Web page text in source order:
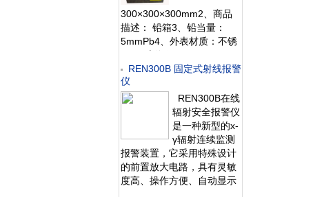
保、化工、水泥、煤矿、土
木工程、
300×300×300mm2、商品
描述： 铅箱3、铅当量：
5mmPb4、外表材质：不锈
REN300B 固定式射线报警
仪
REN300B在线
辐射安全报警仪
是一种新型的x-
γ辐射连续监测
报警装置，它采用特殊设计
的前置放大电路，具有灵敏
度高、操作方便、自动显示